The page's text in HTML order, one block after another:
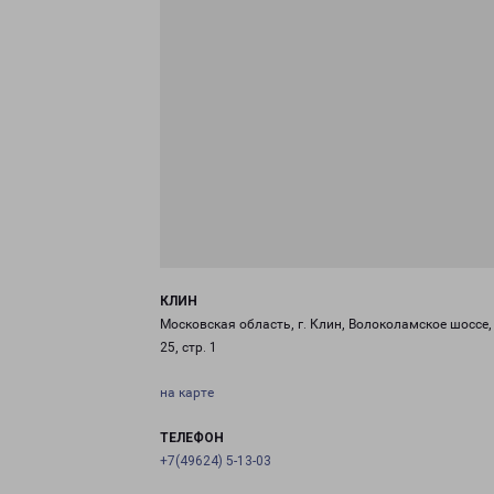
КЛИН
Московская область, г. Клин, Волоколамское шоссе,
25, стр. 1
на карте
ТЕЛЕФОН
+7(49624) 5-13-03